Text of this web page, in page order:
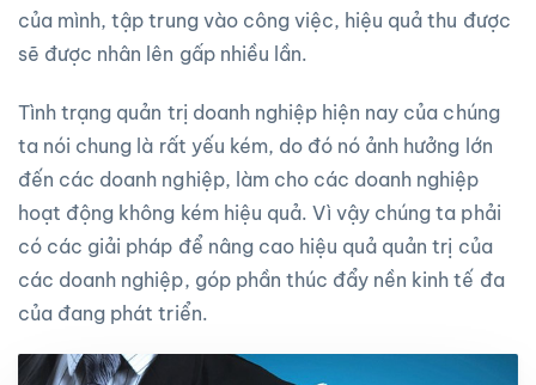
của mình, tập trung vào công việc, hiệu quả thu được
sẽ được nhân lên gấp nhiều lần.
Tình trạng quản trị doanh nghiệp hiện nay của chúng
ta nói chung là rất yếu kém, do đó nó ảnh hưởng lớn
đến các doanh nghiệp, làm cho các doanh nghiệp
hoạt động không kém hiệu quả. Vì vậy chúng ta phải
có các giải pháp để nâng cao hiệu quả quản trị của
các doanh nghiệp, góp phần thúc đẩy nền kinh tế đa
của đang phát triển.